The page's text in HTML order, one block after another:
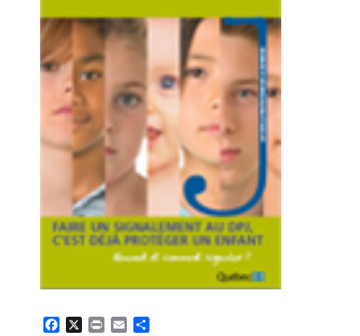
FacebookPrint Email